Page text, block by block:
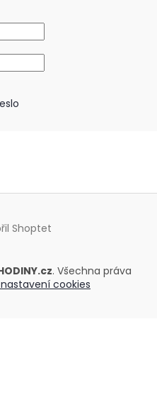
Shoptet
. Všechna práva
cookies